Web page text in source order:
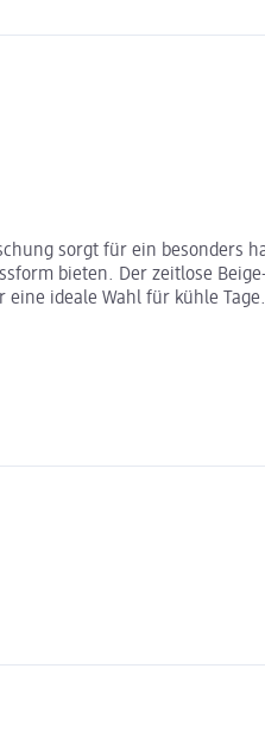
sorgt für ein besonders
bieten. Der zeitlose
ideale Wahl für kühle Tage.